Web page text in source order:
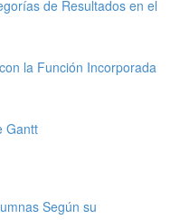
de Resultados en el
la Función Incorporada
Gantt
Según su